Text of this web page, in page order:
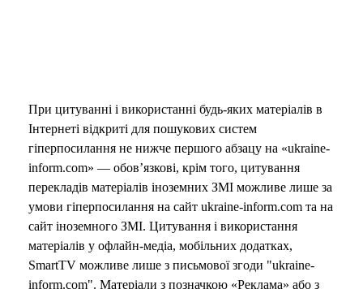
При цитуванні і використанні будь-яких матеріалів в
Інтернеті відкриті для пошукових систем
гіперпосилання не нижче першого абзацу на «ukraine-
inform.com» — обов’язкові, крім того, цитування
перекладів матеріалів іноземних ЗМІ можливе лише за
умови гіперпосилання на сайт ukraine-inform.com та на
сайт іноземного ЗМІ. Цитування і використання
матеріалів у офлайн-медіа, мобільних додатках,
SmartTV можливе лише з письмової згоди "ukraine-
inform.com". Матеріали з позначкою «Реклама» або з